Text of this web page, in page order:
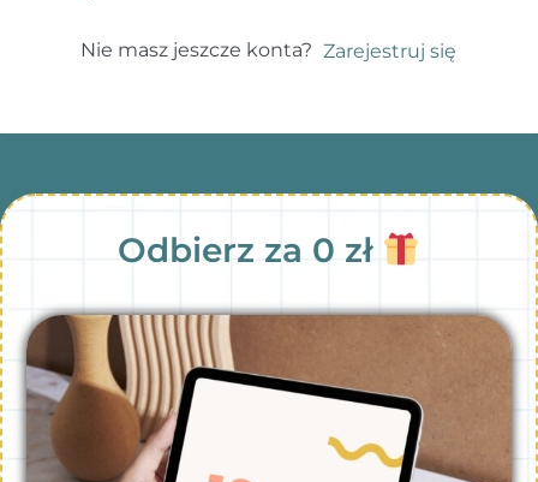
Nie masz jeszcze konta? Zarejestruj się
Odbierz za 0 zł